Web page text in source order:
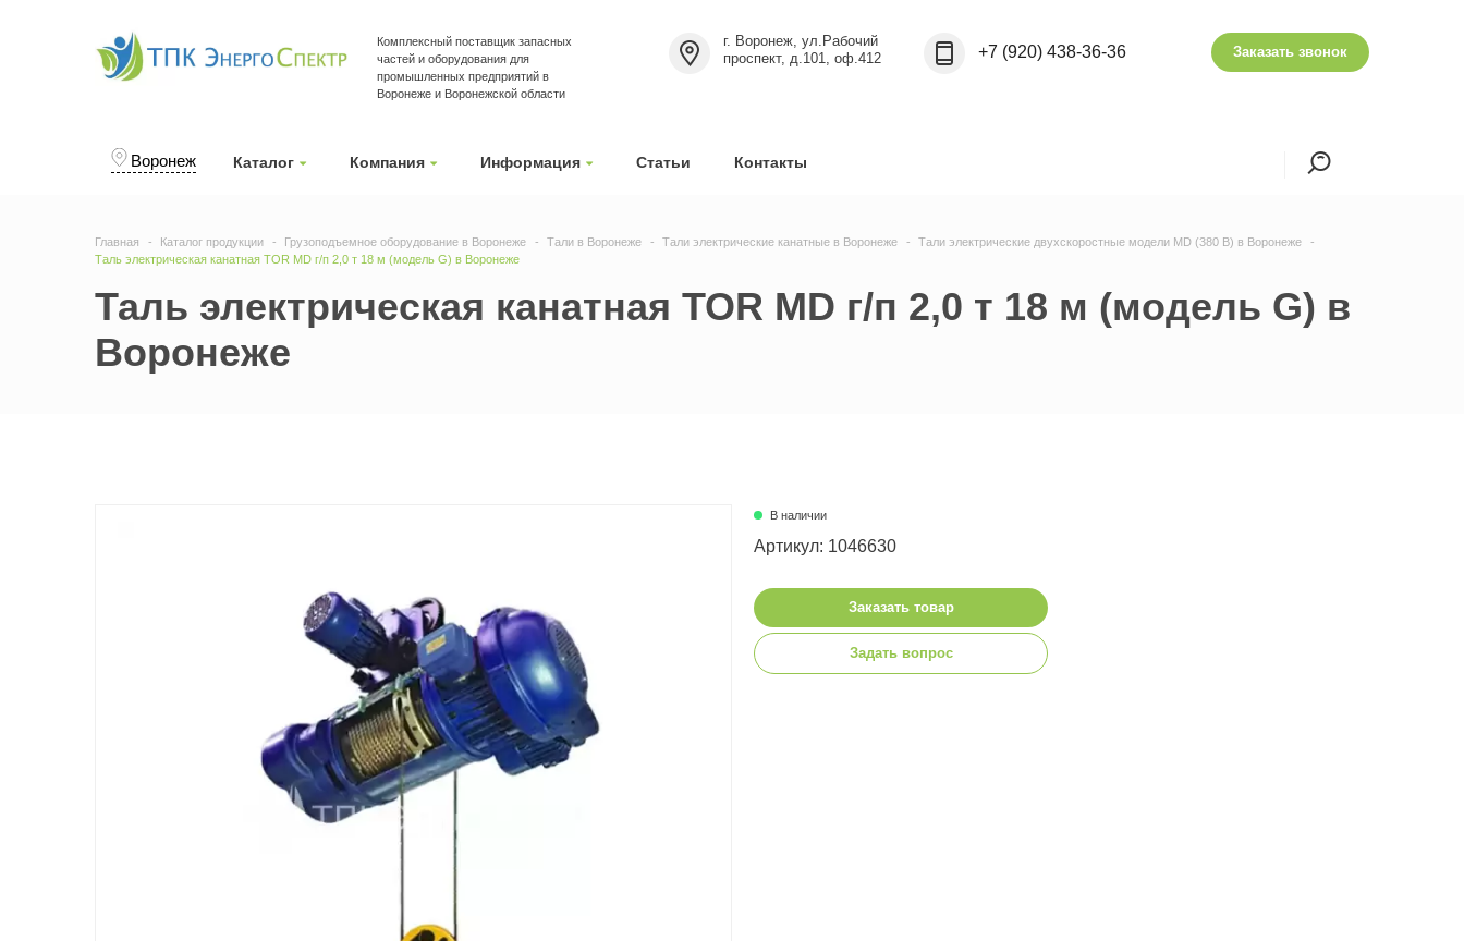
Воронеж Каталог Компания Информация Статьи Контакты
Комплексный поставщик запасных
частей и оборудования для
промышленных предприятий в
Воронеже и Воронежской области
г. Воронеж, ул.Рабочий
проспект, д.101, оф.412
+7 (920) 438-36-36 Заказать звонок
Главная Каталог продукции Грузоподъемное оборудование в Воронеже Тали в Воронеже Тали электрические канатные в Воронеже
Тали электрические двухскоростные модели MD (380 В) в Воронеже
Таль электрическая канатная TOR MD г/п 2,0 т 18 м (модель G) в Воронеже
Таль электрическая канатная TOR MD г/п 2,0 т 18 м (модель G) в
Воронеже
В наличии
Артикул: 1046630
Заказать товар
Задать вопрос